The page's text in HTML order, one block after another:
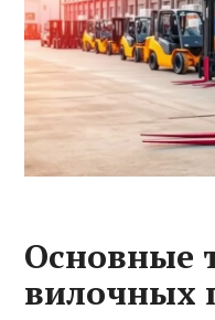
Основные
вилочных